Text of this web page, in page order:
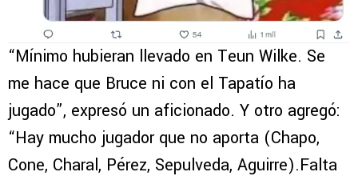
“Mínimo hubieran llevado en Teun Wilke. Se
me hace que Bruce ni con el Tapatío ha
jugado”, expresó un aficionado. Y otro agregó:
“Hay mucho jugador que no aporta (Chapo,
Cone, Charal, Pérez, Sepulveda, Aguirre).Falta